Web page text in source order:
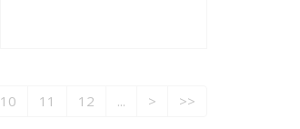
10 11 12 ... > >>